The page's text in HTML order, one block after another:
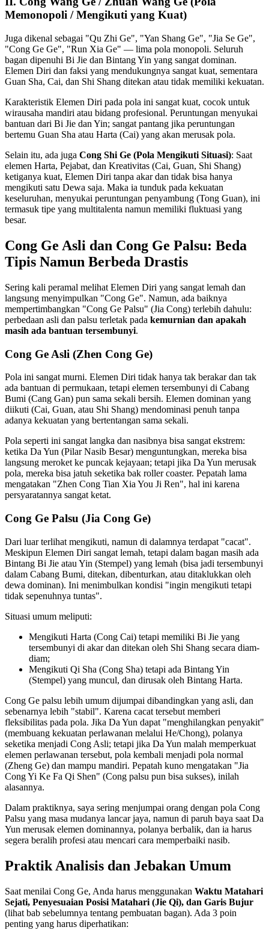
Memonopoli / Mengikuti yang Kuat)
Juga dikenal sebagai "Qu Zhi Ge", "Yan Shang Ge", "Jia Se Ge",
"Cong Ge Ge", "Run Xia Ge" — lima pola monopoli. Seluruh
bagan dipenuhi Bi Jie dan Bintang Yin yang sangat dominan.
Elemen Diri dan faksi yang mendukungnya sangat kuat, sementara
Guan Sha, Cai, dan Shi Shang ditekan atau tidak memiliki kekuatan.
Karakteristik Elemen Diri pada pola ini sangat kuat, cocok untuk
wirausaha mandiri atau bidang profesional. Peruntungan menyukai
bantuan dari Bi Jie dan Yin; sangat pantang jika peruntungan
bertemu Guan Sha atau Harta (Cai) yang akan merusak pola.
Selain itu, ada juga Cong Shi Ge (Pola Mengikuti Situasi): Saat
elemen Harta, Pejabat, dan Kreativitas (Cai, Guan, Shi Shang)
ketiganya kuat, Elemen Diri tanpa akar dan tidak bisa hanya
mengikuti satu Dewa saja. Maka ia tunduk pada kekuatan
keseluruhan, menyukai peruntungan penyambung (Tong Guan), ini
termasuk tipe yang multitalenta namun memiliki fluktuasi yang
besar.
Cong Ge Asli dan Cong Ge Palsu: Beda
Tipis Namun Berbeda Drastis
Sering kali peramal melihat Elemen Diri yang sangat lemah dan
langsung menyimpulkan "Cong Ge". Namun, ada baiknya
mempertimbangkan "Cong Ge Palsu" (Jia Cong) terlebih dahulu:
perbedaan asli dan palsu terletak pada kemurnian dan apakah
masih ada bantuan tersembunyi.
Cong Ge Asli (Zhen Cong Ge)
Pola ini sangat murni. Elemen Diri tidak hanya tak berakar dan tak
ada bantuan di permukaan, tetapi elemen tersembunyi di Cabang
Bumi (Cang Gan) pun sama sekali bersih. Elemen dominan yang
diikuti (Cai, Guan, atau Shi Shang) mendominasi penuh tanpa
adanya kekuatan yang bertentangan sama sekali.
Pola seperti ini sangat langka dan nasibnya bisa sangat ekstrem:
ketika Da Yun (Pilar Nasib Besar) menguntungkan, mereka bisa
langsung meroket ke puncak kejayaan; tetapi jika Da Yun merusak
pola, mereka bisa jatuh seketika bak roller coaster. Pepatah lama
mengatakan "Zhen Cong Tian Xia You Ji Ren", hal ini karena
persyaratannya sangat ketat.
Cong Ge Palsu (Jia Cong Ge)
Dari luar terlihat mengikuti, namun di dalamnya terdapat "cacat".
Meskipun Elemen Diri sangat lemah, tetapi dalam bagan masih ada
Bintang Bi Jie atau Yin (Stempel) yang lemah (bisa jadi tersembunyi
dalam Cabang Bumi, ditekan, dibenturkan, atau ditaklukkan oleh
dewa dominan). Ini menimbulkan kondisi "ingin mengikuti tetapi
tidak sepenuhnya tuntas".
Situasi umum meliputi:
Mengikuti Harta (Cong Cai) tetapi memiliki Bi Jie yang
tersembunyi di akar dan ditekan oleh Shi Shang secara diam-
diam;
Mengikuti Qi Sha (Cong Sha) tetapi ada Bintang Yin
(Stempel) yang muncul, dan dirusak oleh Bintang Harta.
Cong Ge palsu lebih umum dijumpai dibandingkan yang asli, dan
sebenarnya lebih "stabil". Karena cacat tersebut memberi
fleksibilitas pada pola. Jika Da Yun dapat "menghilangkan penyakit"
(membuang kekuatan perlawanan melalui He/Chong), polanya
seketika menjadi Cong Asli; tetapi jika Da Yun malah memperkuat
elemen perlawanan tersebut, pola kembali menjadi pola normal
(Zheng Ge) dan mampu mandiri. Pepatah kuno mengatakan "Jia
Cong Yi Ke Fa Qi Shen" (Cong palsu pun bisa sukses), inilah
alasannya.
Dalam praktiknya, saya sering menjumpai orang dengan pola Cong
Palsu yang masa mudanya lancar jaya, namun di paruh baya saat Da
Yun merusak elemen dominannya, polanya berbalik, dan ia harus
segera beralih profesi atau mencari cara memperbaiki nasib.
Praktik Analisis dan Jebakan Umum
Saat menilai Cong Ge, Anda harus menggunakan Waktu Matahari
Sejati, Penyesuaian Posisi Matahari (Jie Qi), dan Garis Bujur
(lihat bab sebelumnya tentang pembuatan bagan). Ada 3 poin
penting yang harus diperhatikan: